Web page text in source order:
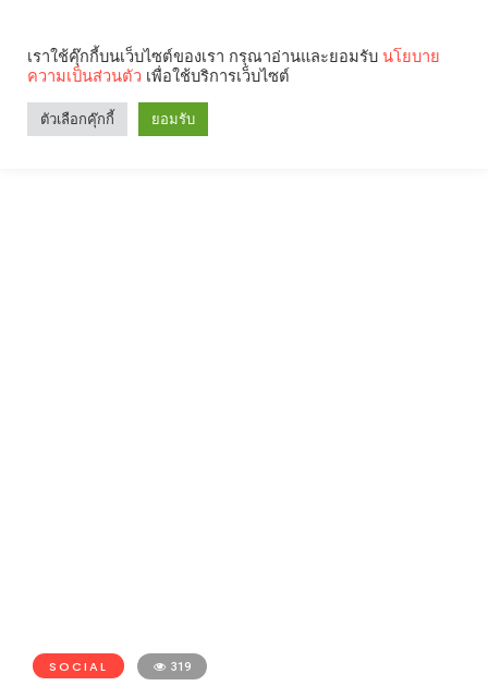
SOCIAL 319
เราใช้คุ๊กกี้บนเว็บไซต์ของเรา กรุณาอ่านและยอมรับ นโยบาย
ความเป็นส่วนตัว เพื่อใช้บริการเว็บไซต์
ตัวเลือกคุ๊กกี้ ยอมรับ